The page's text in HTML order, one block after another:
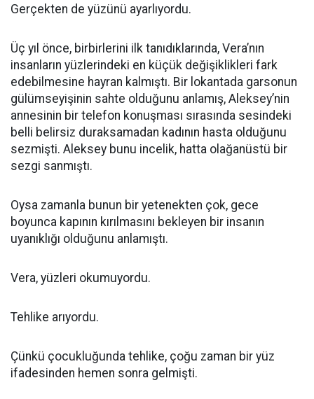
Gerçekten de yüzünü ayarlıyordu.
Üç yıl önce, birbirlerini ilk tanıdıklarında, Vera’nın
insanların yüzlerindeki en küçük değişiklikleri fark
edebilmesine hayran kalmıştı. Bir lokantada garsonun
gülümseyişinin sahte olduğunu anlamış, Aleksey’nin
annesinin bir telefon konuşması sırasında sesindeki
belli belirsiz duraksamadan kadının hasta olduğunu
sezmişti. Aleksey bunu incelik, hatta olağanüstü bir
sezgi sanmıştı.
Oysa zamanla bunun bir yetenekten çok, gece
boyunca kapının kırılmasını bekleyen bir insanın
uyanıklığı olduğunu anlamıştı.
Vera, yüzleri okumuyordu.
Tehlike arıyordu.
Çünkü çocukluğunda tehlike, çoğu zaman bir yüz
ifadesinden hemen sonra gelmişti.